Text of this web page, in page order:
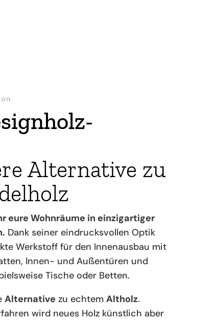
Alternative zu
eure Wohnräume in einzigartiger
Dank seiner eindrucksvollen Optik
Werkstoff für den Innenausbau mit
Innen- und Außentüren und
Tische oder Betten.
Alternative zu echtem Altholz.
wird neues Holz künstlich aber